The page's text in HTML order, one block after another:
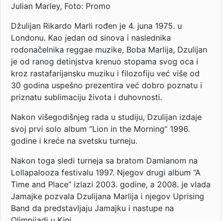
Julian Marley, Foto: Promo
Džulijan Rikardo Marli rođen je 4. juna 1975. u
Londonu. Kao jedan od sinova i naslednika
rodonačelnika reggae muzike, Boba Marlija, Dzulijan
je od ranog detinjstva krenuo stopama svog oca i
kroz rastafarijansku muziku i filozofiju već više od
30 godina uspešno prezentira već dobro poznatu i
priznatu sublimaciju života i duhovnosti.
Nakon višegodišnjeg rada u studiju, Dzulijan izdaje
svoj prvi solo album “Lion in the Morning” 1996.
godine i kreće na svetsku turneju.
Nakon toga sledi turneja sa bratom Damianom na
Lollapalooza festivalu 1997. Njegov drugi album “A
Time and Place” izlazi 2003. godine, a 2008. je vlada
Jamajke pozvala Dzulijana Marlija i njegov Uprising
Band da predstavljaju Jamajku i nastupe na